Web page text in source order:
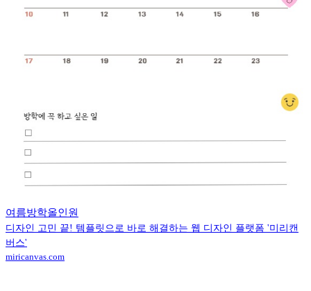
여름방학올인원
디자인 고민 끝! 템플릿으로 바로 해결하는 웹 디자인 플랫폼 '미리캔
버스'
miricanvas.com